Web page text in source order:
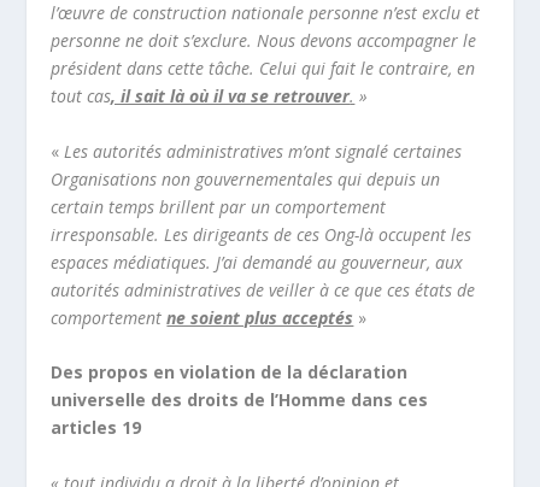
l’œuvre de construction nationale personne n’est exclu et
personne ne doit s’exclure. Nous devons accompagner le
président dans cette tâche. Celui qui fait le contraire, en
tout cas, il sait là où il va se retrouver. »
« Les autorités administratives m’ont signalé certaines
Organisations non gouvernementales qui depuis un
certain temps brillent par un comportement
irresponsable. Les dirigeants de ces Ong-là occupent les
espaces médiatiques. J’ai demandé au gouverneur, aux
autorités administratives de veiller à ce que ces états de
comportementne soient plus acceptés »
Des propos en violation de la déclaration
universelle des droits de l’Homme dans ces
articles 19
« tout individu a droit à la liberté d’opinion et